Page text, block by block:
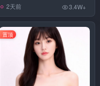
2天前 3.4W+
置顶